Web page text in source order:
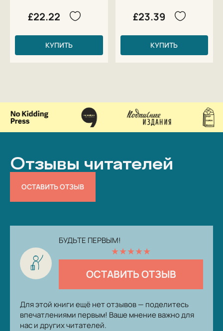
£22.22
КУПИТЬ
£23.39
КУПИТЬ
Отзывы читателей
ОСТАВИТЬ ОТЗЫВ
БУДЬТЕ ПЕРВЫМ!
★★★★★
ОСТАВИТЬ ОТЗЫВ
Для этой книги ещё нет отзывов — поделитесь
впечатлениями первым! Ваше мнение важно для
нас и других читателей.